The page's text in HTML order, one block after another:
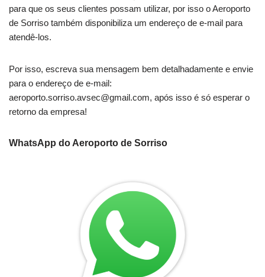
para que os seus clientes possam utilizar, por isso o Aeroporto
de Sorriso também disponibiliza um endereço de e-mail para
atendê-los.
Por isso, escreva sua mensagem bem detalhadamente e envie
para o endereço de e-mail:
aeroporto.sorriso.avsec@gmail.com, após isso é só esperar o
retorno da empresa!
WhatsApp do Aeroporto de Sorriso